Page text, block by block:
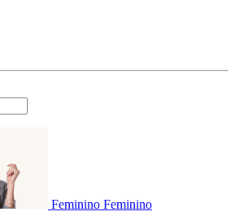
Feminino Feminino